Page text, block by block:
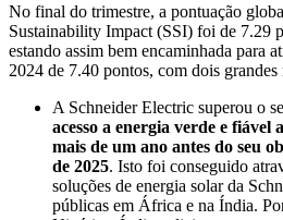
No final do trimestre, a pontuação
Sustainability Impact (SSI) foi de 7.29
estando assim bem encaminhada para
2024 de 7.40 pontos, com dois grandes
A Schneider Electric superou o
acesso a energia verde e fiável
mais de um ano antes do seu
de 2025. Isto foi conseguido
soluções de energia solar da
públicas em África e na Índia.